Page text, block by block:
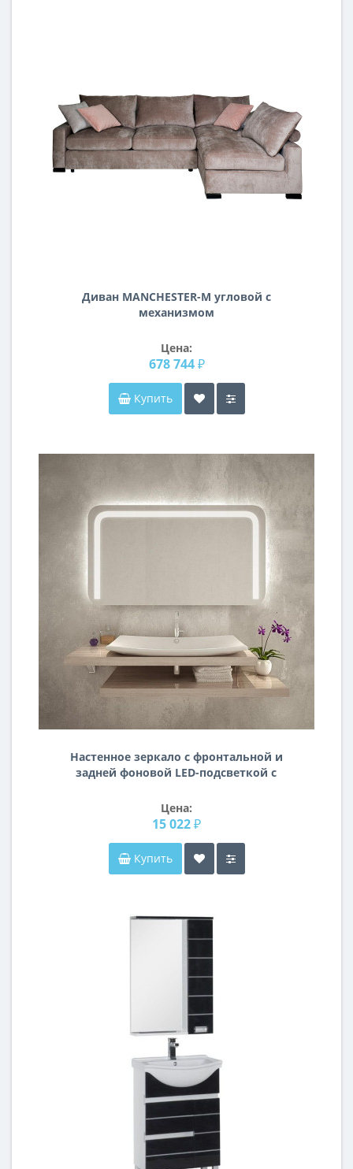
Диван MANCHESTER-M угловой с
механизмом
Цена:
678 744 ₽
Купить
Настенное зеркало с фронтальной и
задней фоновой LED-подсветкой с
Цена:
15 022 ₽
Купить